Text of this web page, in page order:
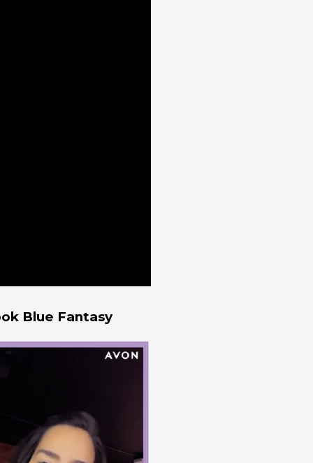
Blue Fantasy